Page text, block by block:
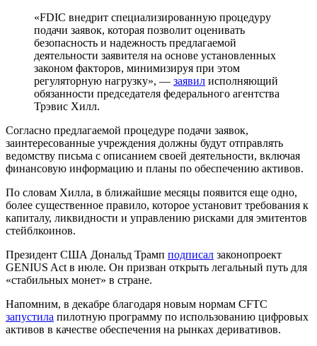
«FDIC внедрит специализированную процедуру
подачи заявок, которая позволит оценивать
безопасность и надежность предлагаемой
деятельности заявителя на основе установленных
законом факторов, минимизируя при этом
регуляторную нагрузку», — заявил исполняющий
обязанности председателя федерального агентства
Трэвис Хилл.
Согласно предлагаемой процедуре подачи заявок,
заинтересованные учреждения должны будут отправлять
ведомству письма с описанием своей деятельности, включая
финансовую информацию и планы по обеспечению активов.
По словам Хилла, в ближайшие месяцы появится еще одно,
более существенное правило, которое установит требования к
капиталу, ликвидности и управлению рисками для эмитентов
стейблкоинов.
Президент США Дональд Трамп подписал законопроект
GENIUS Act в июле. Он призван открыть легальный путь для
«стабильных монет» в стране.
Напомним, в декабре благодаря новым нормам CFTC
запустила пилотную программу по использованию цифровых
активов в качестве обеспечения на рынках деривативов.